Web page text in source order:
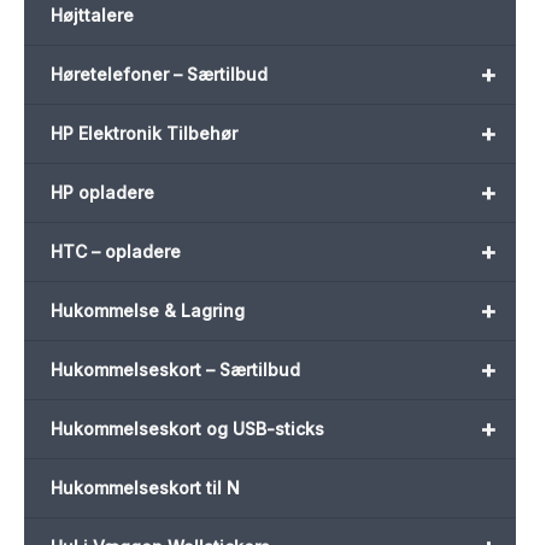
Højttalere
+
Høretelefoner – Særtilbud
+
HP Elektronik Tilbehør
+
HP opladere
+
HTC – opladere
+
Hukommelse & Lagring
+
Hukommelseskort – Særtilbud
+
Hukommelseskort og USB-sticks
Hukommelseskort til N